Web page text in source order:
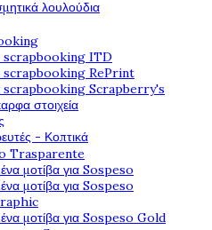
λουλούδια
scrapbooking ITD
scrapbooking RePrint
scrapbooking Scrapberry's
στοιχεία
- Κοπτικά
Trasparente
μοτίβα για Sospeso
μοτίβα για Sospeso
μοτίβα για Sospeso Gold